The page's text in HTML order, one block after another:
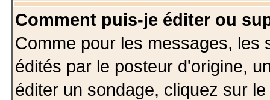
Comment puis-je éditer ou
Comme pour les messages, les
édités par le posteur d'origine,
éditer un sondage, cliquez sur